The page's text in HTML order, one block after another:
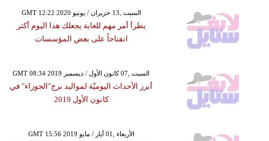
GMT 12:22 2020 السبت ,13 حزيران / يونيو
يطرأ أمر مهم للغاية يجعلك هذا اليوم أكثر
انفتاحاً على بعض المؤسسات
GMT 08:34 2019 السبت ,07 كانون الأول / ديسمبر
أبرز الأحداث اليوميّة لمواليد برج"الجوزاء" في
كانون الأول 2019
GMT 15:56 2019 الأربعاء ,01 أيار / مايو